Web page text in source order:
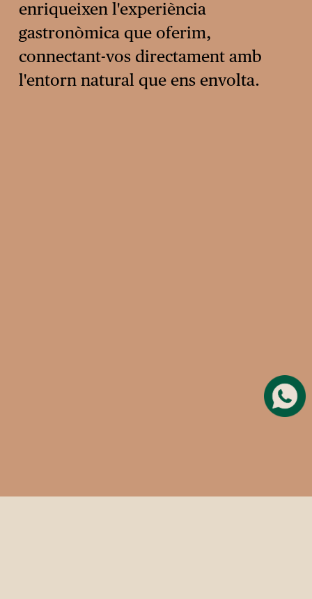
enriqueixen l'experiència
gastronòmica que oferim,
connectant-vos directament amb
l'entorn natural que ens envolta.